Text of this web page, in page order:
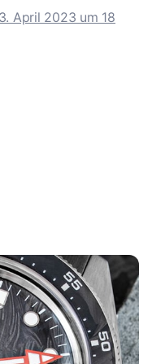
April 2023 um 18